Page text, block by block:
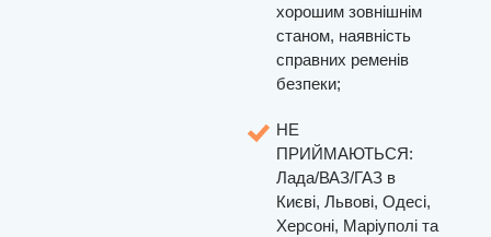
хорошим зовнішнім
станом, наявність
справних ременів
безпеки;
НЕ
ПРИЙМАЮТЬСЯ:
Лада/ВАЗ/ГАЗ в
Києві, Львові, Одесі,
Херсоні, Маріуполі та